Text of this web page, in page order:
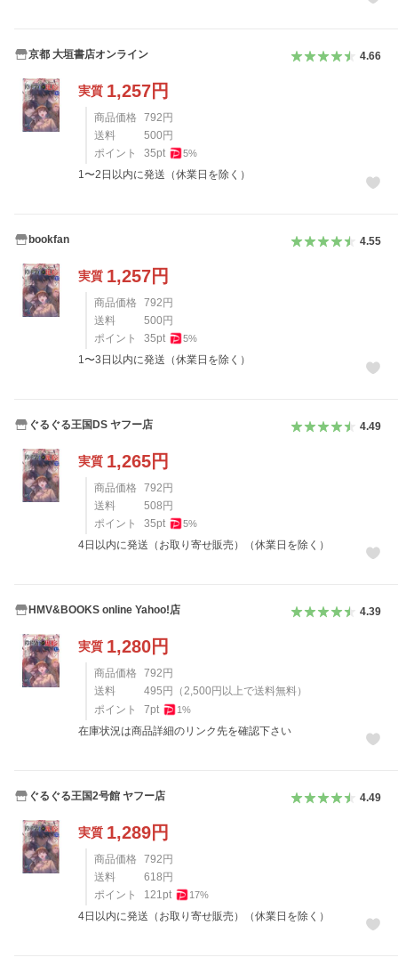
京都 大垣書店オンライン 4.66
実質 1,257円
商品価格 792 円
送料
500 円
ポイント
35pt 5%
1〜2日以内に発送（休業日を除く）
bookfan 4.55
実質 1,257円
商品価格 792 円
送料
500 円
ポイント
35pt 5%
1〜3日以内に発送（休業日を除く）
ぐるぐる王国DS ヤフー店 4.49
実質 1,265円
商品価格 792 円
送料
508 円
ポイント
35pt 5%
4日以内に発送（お取り寄せ販売）（休業日を除く）
HMV&BOOKS online Yahoo!店 4.39
実質 1,280円
商品価格 792 円
送料
495 円 （2,500 円以上で送料無料）
ポイント
7pt 1%
在庫状況は商品詳細のリンク先を確認下さい
ぐるぐる王国2号館 ヤフー店 4.49
実質 1,289円
商品価格 792 円
送料
618 円
ポイント
121pt 17%
4日以内に発送（お取り寄せ販売）（休業日を除く）